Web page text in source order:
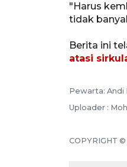
"Harus
tidak
Berita ini
atasi
Pewarta: Andi
Uploader :
COPYRIGHT